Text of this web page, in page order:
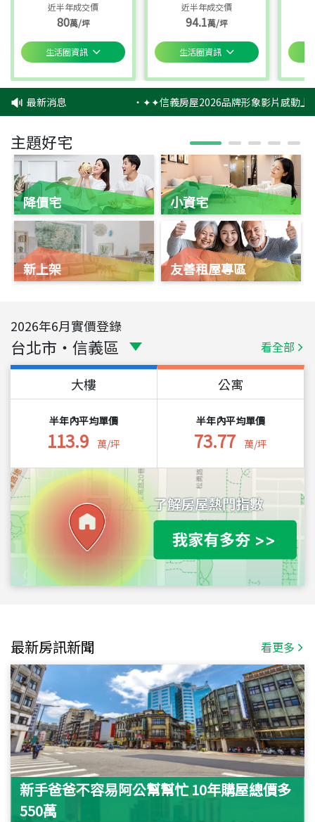
近半年成交價
80萬/坪
生活圈資訊
近半年成交價
94.1萬/坪
生活圈資訊
最新消息 ‧✦✦信義房屋2026品牌形象影片感動上
主題好宅
降價宅
新上架
小資宅
友善租屋專區
2026年6月實價登錄
台北市 ・ 信義區 看全部
大樓
半年內平均單價
113.9 萬/坪
公寓
半年內平均單價
73.77 萬/坪
最新房訊新聞 看更多
新手爸爸不容易阿公幫幫忙 10年購屋總價多
550萬